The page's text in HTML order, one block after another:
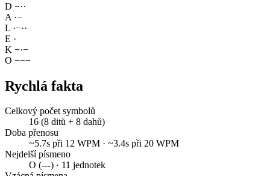
D −··
A ·−
L ·−··
E ·
K −·−
O −−−
Rychlá fakta
Celkový počet symbolů
16 (8 ditů + 8 dahů)
Doba přenosu
~5.7s při 12 WPM · ~3.4s při 20 WPM
Nejdelší písmeno
O (---) · 11 jednotek